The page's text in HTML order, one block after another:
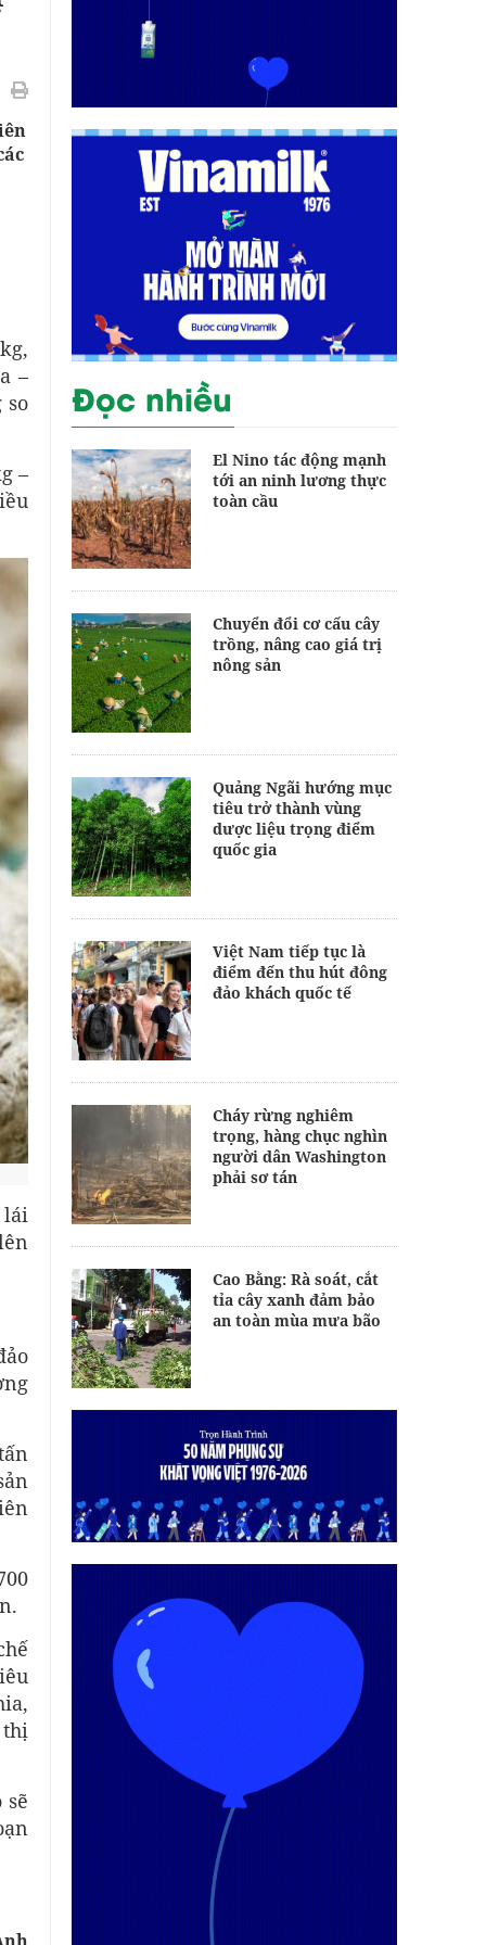
–
so
–
lái
thị
Đọc nhiều
El Nino tác động mạnh
tới an ninh lương thực
toàn cầu
Chuyển đổi cơ cấu cây
trồng, nâng cao giá trị
nông sản
Quảng Ngãi hướng mục
tiêu trở thành vùng
dược liệu trọng điểm
quốc gia
Việt Nam tiếp tục là
điểm đến thu hút đông
đảo khách quốc tế
Cháy rừng nghiêm
trọng, hàng chục nghìn
người dân Washington
phải sơ tán
Cao Bằng: Rà soát, cắt
tỉa cây xanh đảm bảo
an toàn mùa mưa bão